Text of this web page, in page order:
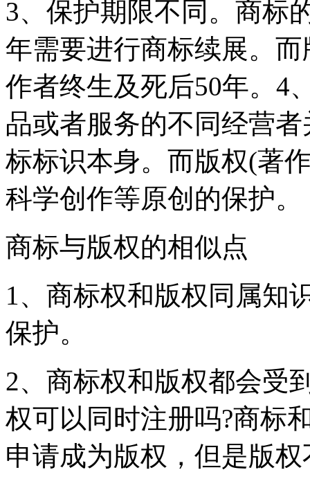
3、保护期限不同。商标
年需要进行商标续展。
作者终生及死后50年。4
品或者服务的不同经营
标标识本身。而版权(著
科学创作等原创的保护。
商标与版权的相似点
1、商标权和版权同属知
保护。
2、商标权和版权都会受
权可以同时注册吗?商标
申请成为版权，但是版